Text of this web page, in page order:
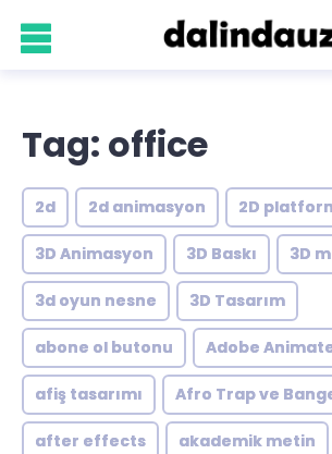
Tag: office
2d 2d animasyon 2D
3D Animasyon 3D Baskı 3D
3d oyun nesne 3D Tasarım
abone ol butonu Adobe
afiş tasarımı Afro Trap ve
after effects akademik metin